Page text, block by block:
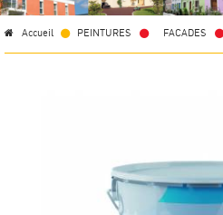
Accueil PEINTURES > FACADES